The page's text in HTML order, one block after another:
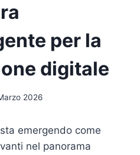
per la
digitale
2026
emergendo come
nel panorama